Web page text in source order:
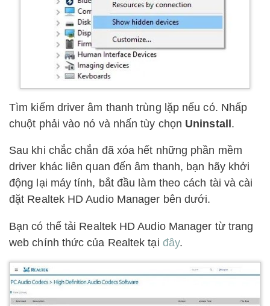
Tìm kiếm driver âm thanh trùng lặp nếu có. Nhấp
chuột phải vào nó và nhấn tùy chọn Uninstall.
Sau khi chắc chắn đã xóa hết những phần mềm
driver khác liên quan đến âm thanh, bạn hãy khởi
động lại máy tính, bắt đầu làm theo cách tài và cài
đặt Realtek HD Audio Manager bên dưới.
Bạn có thể tải Realtek HD Audio Manager từ trang
web chính thức của Realtek tại đây.